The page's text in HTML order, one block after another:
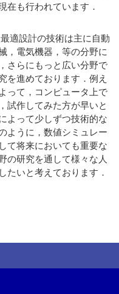
在も行われています．
適設計の技術は主に自動
，電気機器，等の分野に
さらにもっと広い分野で
を進めております．例え
って，コンピュータ上で
試作してみた方が早いと
よって少しずつ技術的な
ように，数値シミュレー
て将来においても重要な
の研究を通して様々な人
たいと考えております．